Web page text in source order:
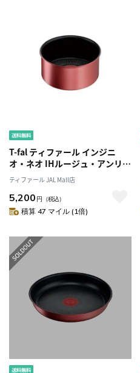
T-fal ティファール インジニ
オ・ネオ IHルージュ・アンリミ
テッド ソースパン 20cm
L38330 IH・ガス火対応
ティファール JAL Mall店
5,200 円 （税込）
積算 47 マイル (1倍)